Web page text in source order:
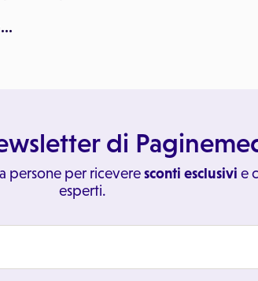
di
persone per riceveresconti esclusivi e
esperti.